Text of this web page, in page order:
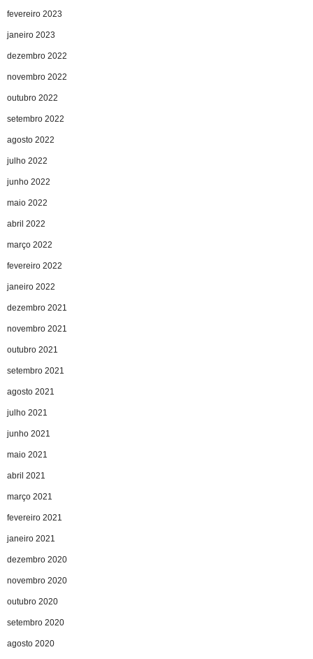
fevereiro 2023
janeiro 2023
dezembro 2022
novembro 2022
outubro 2022
setembro 2022
agosto 2022
julho 2022
junho 2022
maio 2022
abril 2022
março 2022
fevereiro 2022
janeiro 2022
dezembro 2021
novembro 2021
outubro 2021
setembro 2021
agosto 2021
julho 2021
junho 2021
maio 2021
abril 2021
março 2021
fevereiro 2021
janeiro 2021
dezembro 2020
novembro 2020
outubro 2020
setembro 2020
agosto 2020